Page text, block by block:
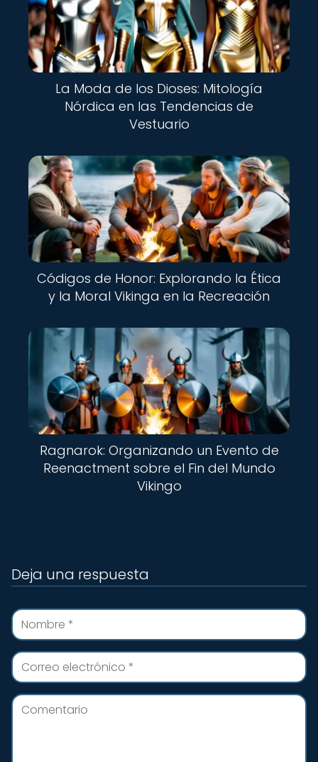
La Moda de los Dioses: Mitología
Nórdica en las Tendencias de
Vestuario
Códigos de Honor: Explorando la Ética
y la Moral Vikinga en la Recreación
Ragnarok: Organizando un Evento de
Reenactment sobre el Fin del Mundo
Vikingo
Deja una respuesta